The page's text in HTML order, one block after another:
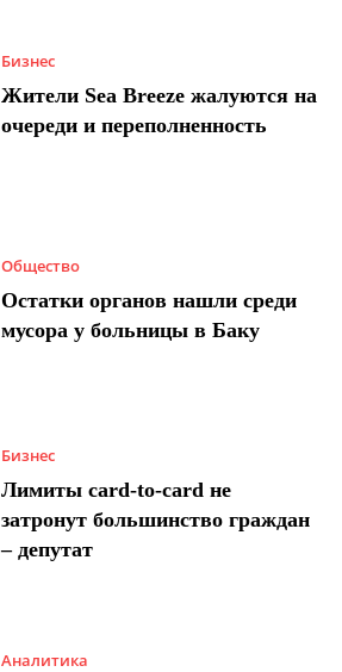
Бизнес
Жители Sea Breeze жалуются на
очереди и переполненность
Общество
Остатки органов нашли среди
мусора у больницы в Баку
Бизнес
Лимиты card-to-card не
затронут большинство граждан
– депутат
Аналитика